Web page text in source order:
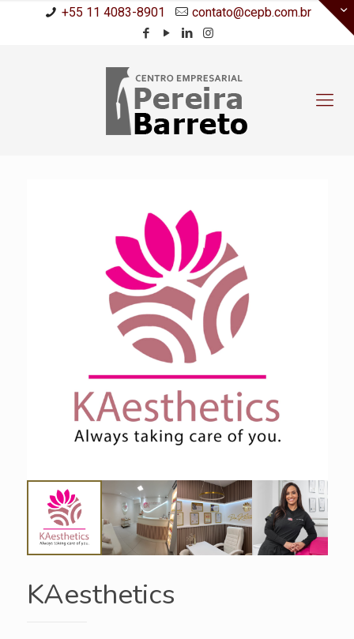
+55 11 4083-8901 contato@cepb.com.br
KAesthetics